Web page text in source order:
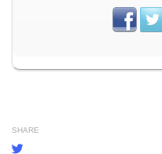
SHARE